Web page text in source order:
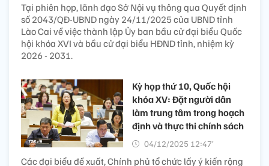
Tại phiên họp, lãnh đạo Sở Nội vụ thông qua Quyết định
số 2043/QĐ-UBND ngày 24/11/2025 của UBND tỉnh
Lào Cai về việc thành lập Ủy ban bầu cử đại biểu Quốc
hội khóa XVI và bầu cử đại biểu HĐND tỉnh, nhiệm kỳ
2026 - 2031.
Kỳ họp thứ 10, Quốc hội
khóa XV: Đặt người dân
làm trung tâm trong hoạch
định và thực thi chính sách
04/12/2025 12:47’
Các đại biểu đề xuất, Chính phủ tổ chức lấy ý kiến rộng